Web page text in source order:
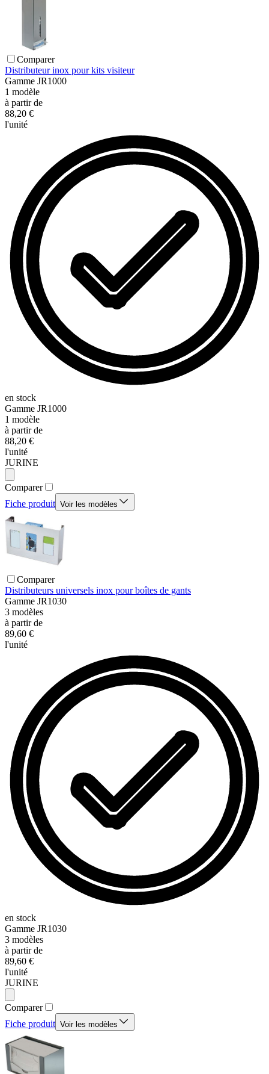
Comparer
Distributeur inox pour kits visiteur
Gamme JR1000
1 modèle
à partir de
88,20 €
l'unité
en stock
Gamme JR1000
1 modèle
à partir de
88,20 €
l'unité
JURINE
Comparer
Fiche produit Voir les modèles
Comparer
Distributeurs universels inox pour boîtes de gants
Gamme JR1030
3 modèles
à partir de
89,60 €
l'unité
en stock
Gamme JR1030
3 modèles
à partir de
89,60 €
l'unité
JURINE
Comparer
Fiche produit Voir les modèles